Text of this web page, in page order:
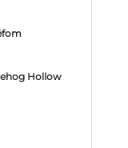
Hollow